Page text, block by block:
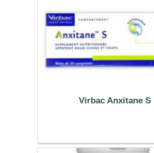
Virbac Anxitane S
17.99 €